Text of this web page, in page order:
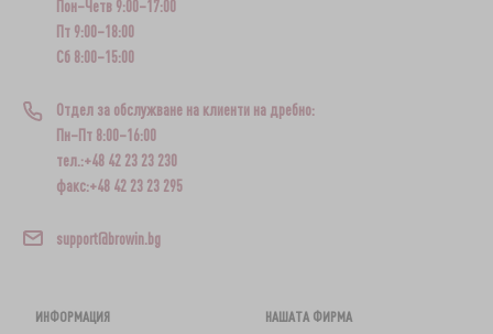
Пон–Четв 9:00–17:00
Пт 9:00–18:00
Сб 8:00–15:00
Отдел за обслужване на клиенти на дребно:
Пн–Пт 8:00–16:00
тел.:+48 42 23 23 230
факс:+48 42 23 23 295
support@browin.bg
ИНФОРМАЦИЯ НАШАТА ФИРМА